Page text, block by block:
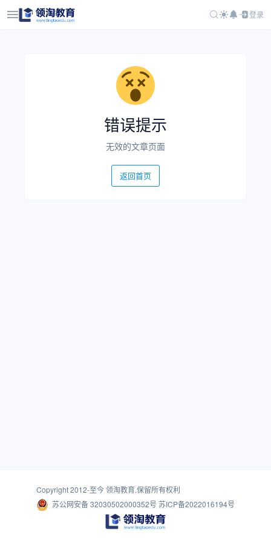
登录
错误提示
无效的文章页面
返回首页
Copyright 2012-至今领淘教育.保留所有权利
苏公网安备 32030502000352号 苏ICP备2022016194号